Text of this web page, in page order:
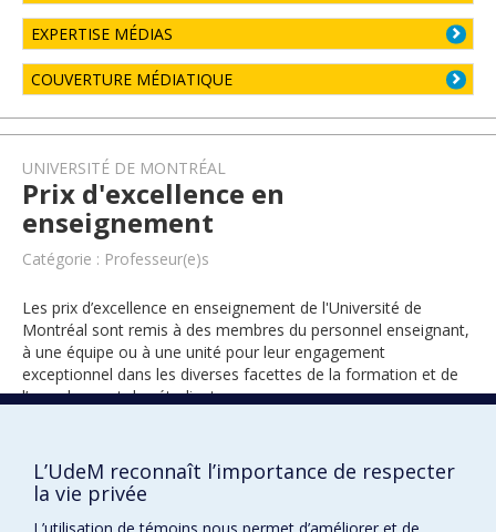
EXPERTISE MÉDIAS
COUVERTURE MÉDIATIQUE
UNIVERSITÉ DE MONTRÉAL
Prix d'excellence en
enseignement
Catégorie : Professeur(e)s
Les prix d’excellence en enseignement de l'Université de
Montréal sont remis à des membres du personnel enseignant,
à une équipe ou à une unité pour leur engagement
exceptionnel dans les diverses facettes de la formation et de
l’encadrement des étudiants.
2015
L’UdeM reconnaît l’importance de respecter
la vie privée
L’utilisation de témoins nous permet d’améliorer et de